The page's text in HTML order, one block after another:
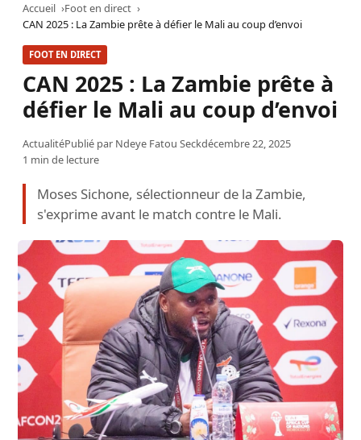
Accueil
Foot en direct
CAN 2025 : La Zambie prête à défier le Mali au coup d’envoi
FOOT EN DIRECT
CAN 2025 : La Zambie prête à
défier le Mali au coup d’envoi
ActualitéPublié par Ndeye Fatou Seckdécembre 22, 2025
1 min de lecture
Moses Sichone, sélectionneur de la Zambie,
s'exprime avant le match contre le Mali.